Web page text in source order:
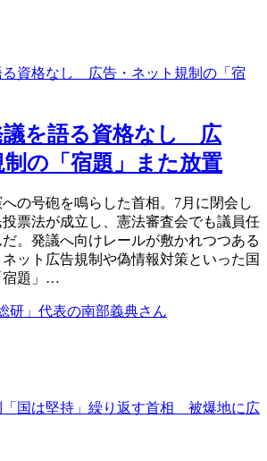
る資格なし 広告・ネット規制の「宿
議を語る資格なし 広
の「宿題」また放置
への号砲を鳴らした首相。7月に閉会し
票法が成立し、憲法審査会でも議員任
。発議へ向けレールが敷かれつつある
ット広告規制や偽情報対策といった国
宿題」…
「国は堅持」繰り返す首相 被爆地に広